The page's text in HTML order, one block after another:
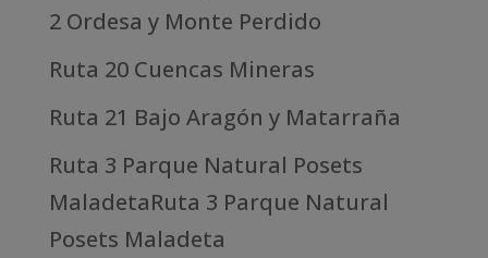
2 Ordesa y Monte Perdido
Ruta 20 Cuencas Mineras
Ruta 21 Bajo Aragón y Matarraña
Ruta 3 Parque Natural Posets
MaladetaRuta 3 Parque Natural
Posets Maladeta